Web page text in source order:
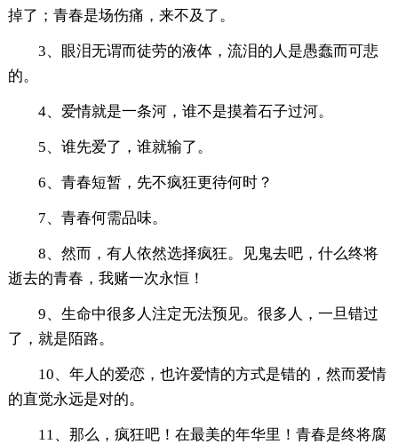
掉了；青春是场伤痛，来不及了。
3、眼泪无谓而徒劳的液体，流泪的人是愚蠢而可悲
的。
4、爱情就是一条河，谁不是摸着石子过河。
5、谁先爱了，谁就输了。
6、青春短暂，先不疯狂更待何时？
7、青春何需品味。
8、然而，有人依然选择疯狂。见鬼去吧，什么终将
逝去的青春，我赌一次永恒！
9、生命中很多人注定无法预见。很多人，一旦错过
了，就是陌路。
10、年人的爱恋，也许爱情的方式是错的，然而爱情
的直觉永远是对的。
11、那么，疯狂吧！在最美的年华里！青春是终将腐